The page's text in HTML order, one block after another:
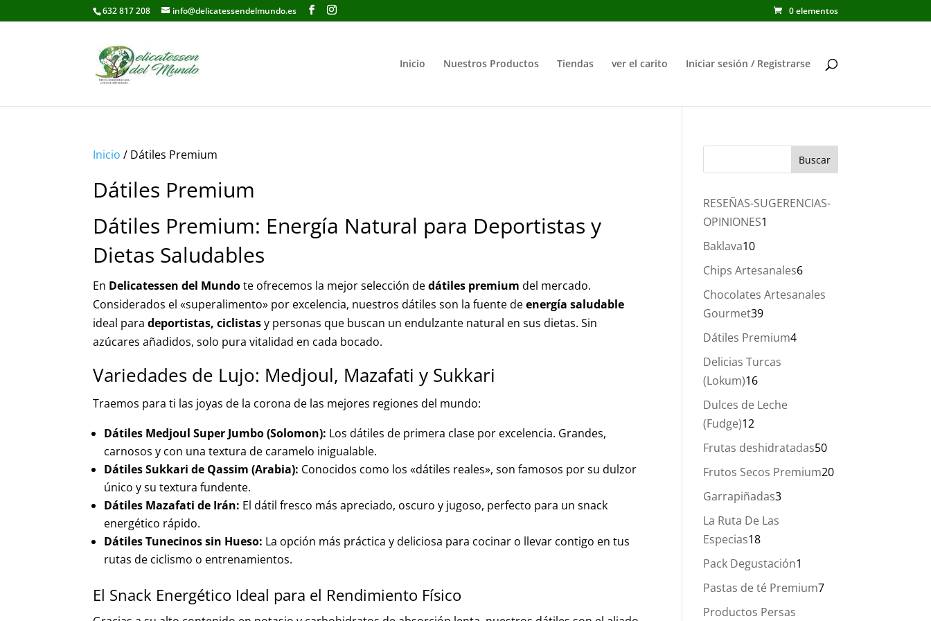
632 817 208 info@delicatessendelmundo.es 0 elementos
Inicio Nuestros Productos Tiendas ver el carito Iniciar sesión / Registrarse
Inicio / Dátiles Premium
Dátiles Premium
Dátiles Premium: Energía Natural para Deportistas y
Dietas Saludables
En Delicatessen del Mundote ofrecemos la mejor selección dedátiles premium del mercado.
Considerados el «superalimento» por excelencia, nuestros dátiles son la fuente deenergía saludable
ideal paradeportistas, ciclistasy personas que buscan un endulzante natural en sus dietas. Sin
azúcares añadidos, solo pura vitalidad en cada bocado.
Variedades de Lujo: Medjoul, Mazafati y Sukkari
Traemos para ti las joyas de la corona de las mejores regiones del mundo:
Dátiles Medjoul Super Jumbo (Solomon): Los dátiles de primera clase por excelencia. Grandes,
carnosos y con una textura de caramelo inigualable.
Dátiles Sukkari de Qassim (Arabia): Conocidos como los «dátiles reales», son famosos por su dulzor
único y su textura fundente.
Dátiles Mazafati de Irán: El dátil fresco más apreciado, oscuro y jugoso, perfecto para un snack
energético rápido.
Dátiles Tunecinos sin Hueso: La opción más práctica y deliciosa para cocinar o llevar contigo en tus
rutas de ciclismo o entrenamientos.
El Snack Energético Ideal para el Rendimiento Físico
RESEÑAS-SUGERENCIAS-
OPINIONES1
Baklava1010
productos
Chips Artesanales66
productos
Chocolates Artesanales
Gourmet3939
productos
Dátiles Premium44
Delicias Turcas
(Lokum)1616
productos
Dulces de Leche
(Fudge)12
productos
Frutas deshidratadas5050
productos
Frutos Secos Premium2020
Garrapiñadas33
La Ruta De Las
Especias1818
productos
Pack Degustación1
producto
Pastas de té Premium77
Productos Persas